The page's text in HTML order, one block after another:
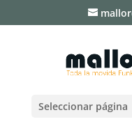
Seleccionar página